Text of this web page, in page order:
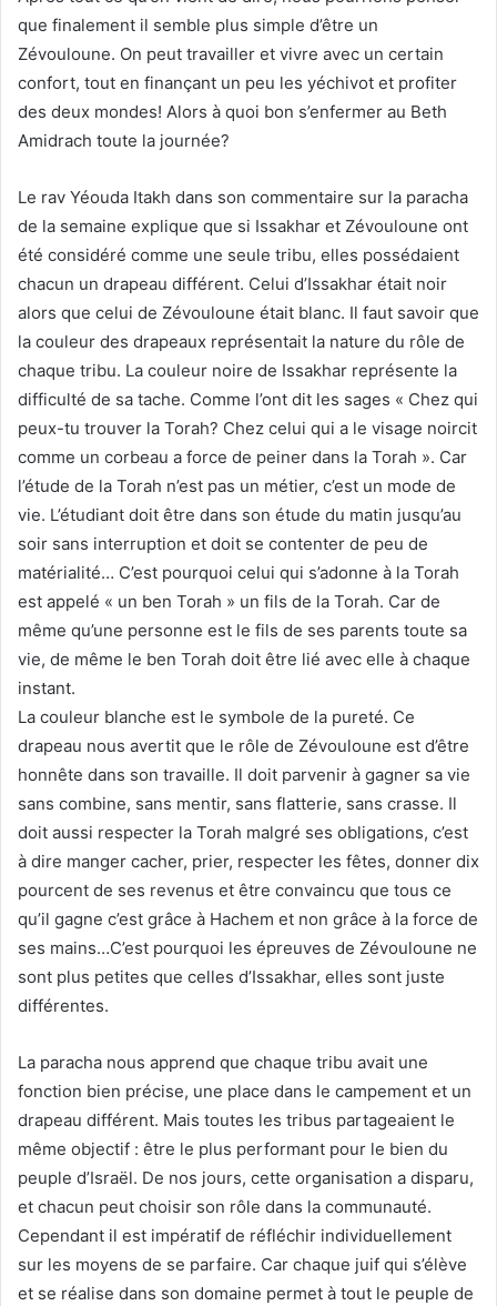
que finalement il semble plus simple d’être un
Zévouloune. On peut travailler et vivre avec un certain
confort, tout en finançant un peu les yéchivot et profiter
des deux mondes! Alors à quoi bon s’enfermer au Beth
Amidrach toute la journée?
Le rav Yéouda Itakh dans son commentaire sur la paracha
de la semaine explique que si Issakhar et Zévouloune ont
été considéré comme une seule tribu, elles possédaient
chacun un drapeau différent. Celui d’Issakhar était noir
alors que celui de Zévouloune était blanc. Il faut savoir que
la couleur des drapeaux représentait la nature du rôle de
chaque tribu. La couleur noire de Issakhar représente la
difficulté de sa tache. Comme l’ont dit les sages « Chez qui
peux-tu trouver la Torah? Chez celui qui a le visage noircit
comme un corbeau a force de peiner dans la Torah ». Car
l’étude de la Torah n’est pas un métier, c’est un mode de
vie. L’étudiant doit être dans son étude du matin jusqu’au
soir sans interruption et doit se contenter de peu de
matérialité… C’est pourquoi celui qui s’adonne à la Torah
est appelé « un ben Torah » un fils de la Torah. Car de
même qu’une personne est le fils de ses parents toute sa
vie, de même le ben Torah doit être lié avec elle à chaque
instant.
La couleur blanche est le symbole de la pureté. Ce
drapeau nous avertit que le rôle de Zévouloune est d’être
honnête dans son travaille. Il doit parvenir à gagner sa vie
sans combine, sans mentir, sans flatterie, sans crasse. Il
doit aussi respecter la Torah malgré ses obligations, c’est
à dire manger cacher, prier, respecter les fêtes, donner dix
pourcent de ses revenus et être convaincu que tous ce
qu’il gagne c’est grâce à Hachem et non grâce à la force de
ses mains…C’est pourquoi les épreuves de Zévouloune ne
sont plus petites que celles d’Issakhar, elles sont juste
différentes.
La paracha nous apprend que chaque tribu avait une
fonction bien précise, une place dans le campement et un
drapeau différent. Mais toutes les tribus partageaient le
même objectif : être le plus performant pour le bien du
peuple d’Israël. De nos jours, cette organisation a disparu,
et chacun peut choisir son rôle dans la communauté.
Cependant il est impératif de réfléchir individuellement
sur les moyens de se parfaire. Car chaque juif qui s’élève
et se réalise dans son domaine permet à tout le peuple de